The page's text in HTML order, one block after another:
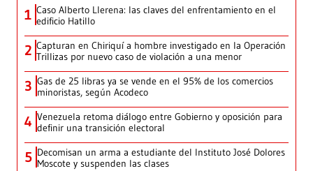
1 Caso Alberto Llerena: las claves del enfrentamiento en el
edificio Hatillo
2 Capturan en Chiriquí a hombre investigado en la Operación
Trillizas por nuevo caso de violación a una menor
3 Gas de 25 libras ya se vende en el 95% de los comercios
minoristas, según Acodeco
4 Venezuela retoma diálogo entre Gobierno y oposición para
definir una transición electoral
5 Decomisan un arma a estudiante del Instituto José Dolores
Moscote y suspenden las clases